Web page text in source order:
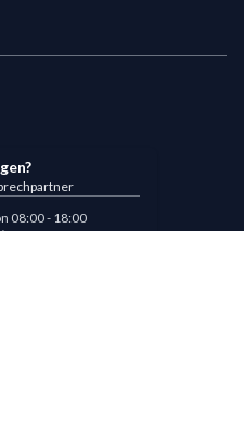
08:00 - 18:00
85 180 180